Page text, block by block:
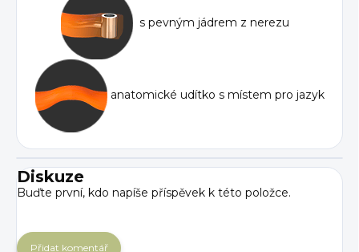
s pevným jádrem z nerezu
anatomické udítko s místem pro jazyk
Diskuze
Buďte první, kdo napíše příspěvek k této položce.
Přidat komentář